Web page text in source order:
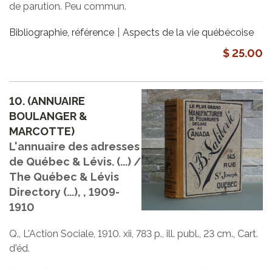
de parution. Peu commun.
Bibliographie, référence Aspects de la vie québécoise
$ 25.00
10. (ANNUAIRE
BOULANGER &
MARCOTTE)
L'annuaire des adresses
de Québec & Lévis. (...) /
The Québec & Lévis
Directory (...), , 1909-
1910
Q., L'Action Sociale, 1910. xii, 783 p., ill. publ., 23 cm., Cart.
d'éd.